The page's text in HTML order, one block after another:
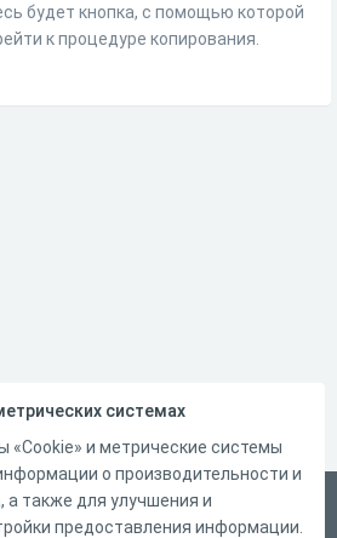
будет кнопка, с помощью которой
к процедуре копирования.
системах
и метрические системы
о производительности и
а также для улучшения и
предоставления информации.